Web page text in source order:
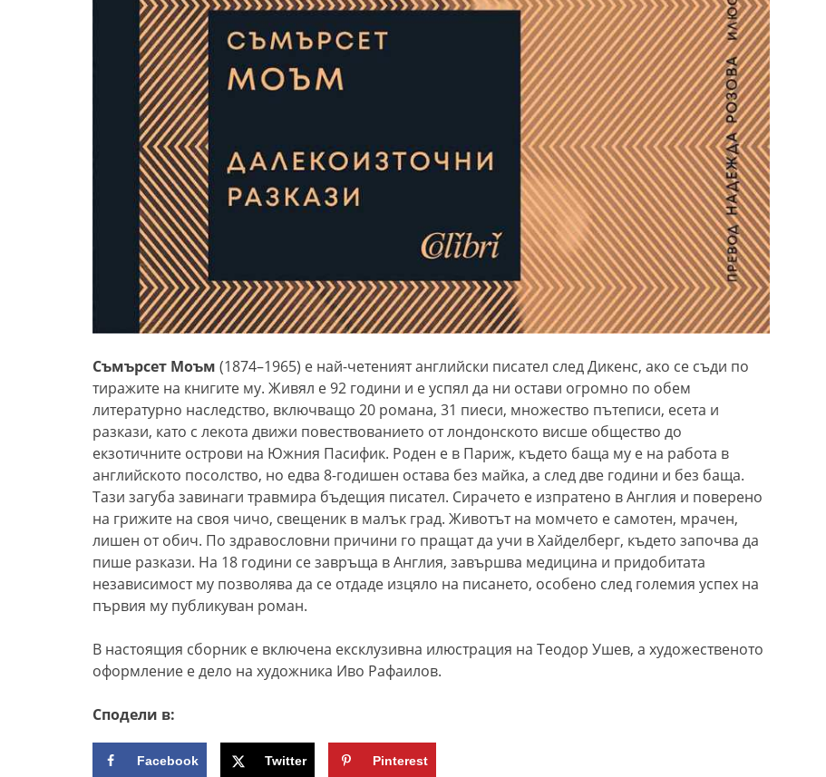
Съмърсет Моъм (1874–1965) е най-четеният английски писател след Дикенс, ако се съди по
тиражите на книгите му. Живял е 92 години и е успял да ни остави огромно по обем
литературно наследство, включващо 20 романа, 31 пиеси, множество пътеписи, есета и
разкази, като с лекота движи повествованието от лондонското висше общество до
екзотичните острови на Южния Пасифик. Роден е в Париж, където баща му е на работа в
английското посолство, но едва 8-годишен остава без майка, а след две години и без баща.
Тази загуба завинаги травмира бъдещия писател. Сирачето е изпратено в Англия и поверено
на грижите на своя чичо, свещеник в малък град. Животът на момчето е самотен, мрачен,
лишен от обич. По здравословни причини го пращат да учи в Хайделберг, където започва да
пише разкази. На 18 години се завръща в Англия, завършва медицина и придобитата
независимост му позволява да се отдаде изцяло на писането, особено след големия успех на
първия му публикуван роман.
В настоящия сборник е включена ексклузивна илюстрация на Теодор Ушев, а художественото
оформление е дело на художника Иво Рафаилов.
Сподели в:
Facebook Twitter Pinterest